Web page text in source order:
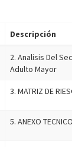
Descripción
2. Analisis Del
Adulto Mayor
3. MATRIZ DE
5. ANEXO